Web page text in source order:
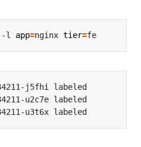
-l app=nginx tier=